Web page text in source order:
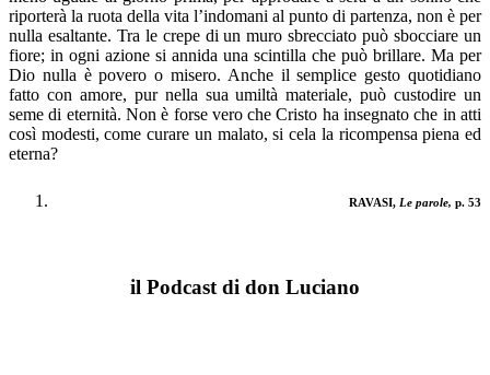
riporterà la ruota della vita l’indomani al punto di partenza, non è per
nulla esaltante. Tra le crepe di un muro sbrecciato può sbocciare un
fiore; in ogni azione si annida una scintilla che può brillare. Ma per
Dio nulla è povero o misero. Anche il semplice gesto quotidiano
fatto con amore, pur nella sua umiltà materiale, può custodire un
seme di eternità. Non è forse vero che Cristo ha insegnato che in atti
così modesti, come curare un malato, si cela la ricom­pensa piena ed
eterna?
RAVASI, Le parole, p. 53
il Podcast di don Luciano